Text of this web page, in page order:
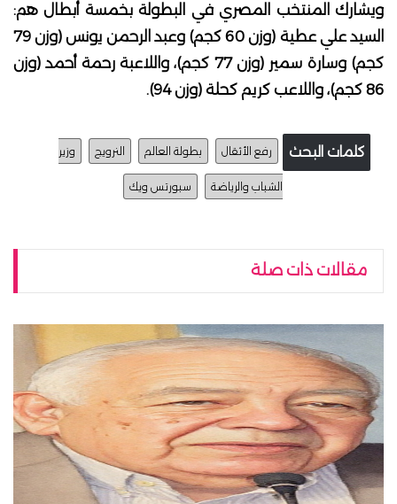
ويشارك المنتخب المصري في البطولة بخمسة أبطال هم:
السيد علي عطية (وزن 60 كجم) وعبد الرحمن يونس (وزن 79
كجم) وسارة سمير (وزن 77 كجم)، واللاعبة رحمة أحمد (وزن
86 كجم)، واللاعب كريم كحلة (وزن 94).
كلمات البحث رفع الأثقال بطولة العالم النرويج وزير
الشباب والرياضة سبورتس ويك
مقالات ذات صلة